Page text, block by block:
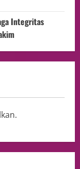
Integritas